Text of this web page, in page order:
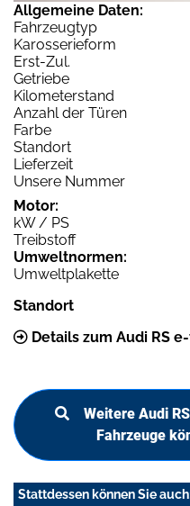
Allgemeine Daten:
Fahrzeugtyp
Karosserieform
Erst-Zul.
Getriebe
Kilometerstand
Anzahl der Türen
Farbe
Standort
Lieferzeit
Unsere Nummer
Motor:
kW / PS
Treibstoff
Umweltnormen:
Umweltplakette
Standort
Details zum Audi RS
Weitere Audi
Fahrzeuge
Stattdessen können Sie